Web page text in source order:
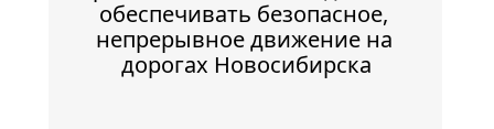
обеспечивать безопасное,
непрерывное движение на
дорогах Новосибирска